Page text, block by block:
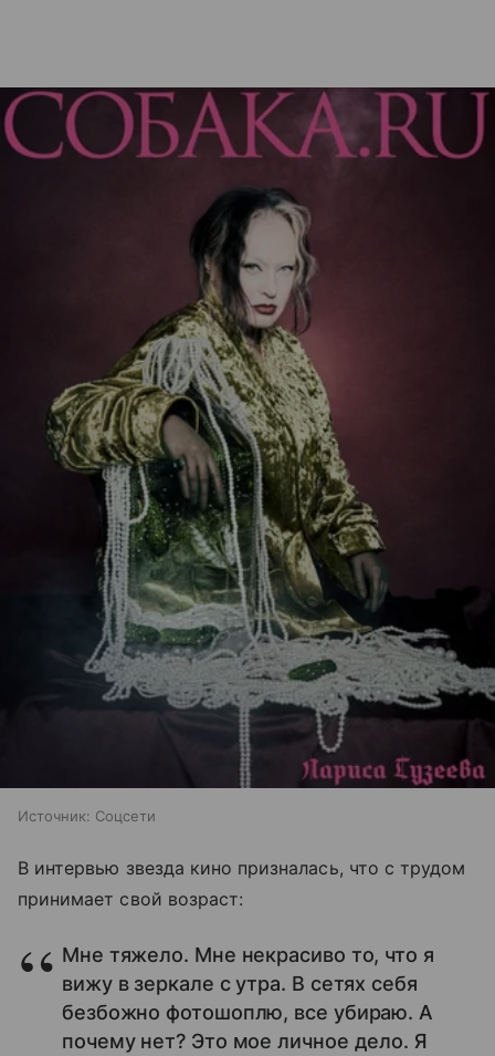
Источник: Соцсети
В интервью звезда кино призналась, что с трудом
принимает свой возраст:
Мне тяжело. Мне некрасиво то, что я
вижу в зеркале с утра. В сетях себя
безбожно фотошоплю, все убираю. А
почему нет? Это мое личное дело. Я